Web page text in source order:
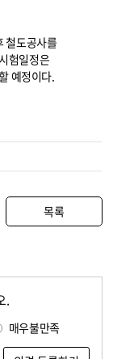
철도공사를
험일정은
예정이다.
목록
.
매우불만족